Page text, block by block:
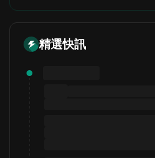
精選快訊